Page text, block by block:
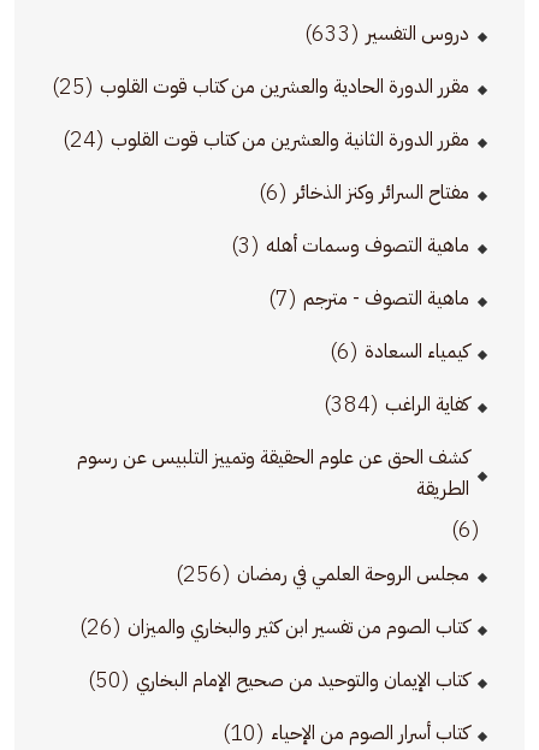
دروس التفسير (633)
مقرر الدورة الحادية والعشرين من كتاب قوت القلوب (25)
مقرر الدورة الثانية والعشرين من كتاب قوت القلوب (24)
مفتاح السرائر وكنز الذخائر (6)
ماهية التصوف وسمات أهله (3)
ماهية التصوف - مترجم (7)
كيمياء السعادة (6)
كفاية الراغب (384)
كشف الحق عن علوم الحقيقة وتمييز التلبيس عن رسوم
الطريقة
(6)
مجلس الروحة العلمي في رمضان (256)
كتاب الصوم من تفسير ابن كثير والبخاري والميزان (26)
كتاب الإيمان والتوحيد من صحيح الإمام البخاري (50)
كتاب أسرار الصوم من الإحياء (10)